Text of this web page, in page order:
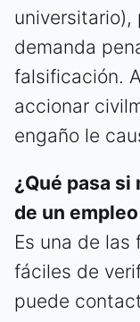
universitario),
demanda
falsificación.
accionar
engaño le
¿Qué pasa
de un
Es una de las
fáciles de
puede